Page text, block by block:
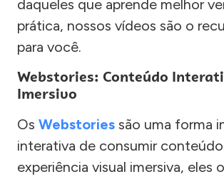
daqueles que aprende melhor
prática, nossos vídeos são o
para você.
Webstories: Conteúdo
Imersivo
Os Webstories são uma forma
interativa de consumir
experiência visual imersiva, eles